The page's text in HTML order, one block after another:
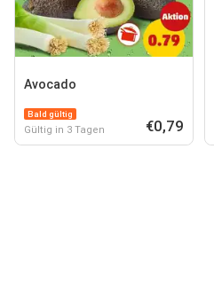
Avocado
Bald gültig
Gültig in 3 Tagen €0,79